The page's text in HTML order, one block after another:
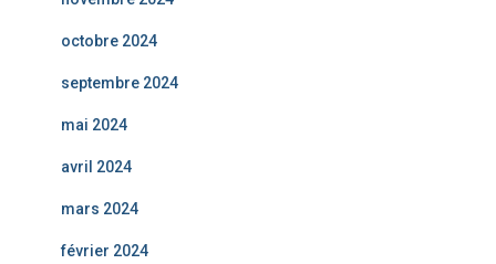
octobre 2024
septembre 2024
mai 2024
avril 2024
mars 2024
février 2024